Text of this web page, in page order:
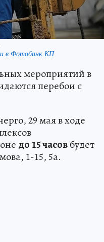
в Фотобанк КП
мероприятий в
перебои с
29 мая в ходе
до15 часовбудет
1-15, 5а.